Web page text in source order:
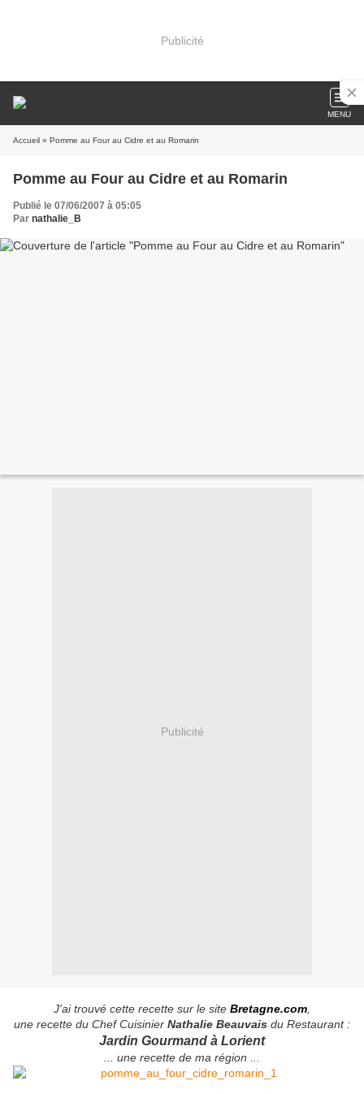
Publicité
MENU
Accueil » Pomme au Four au Cidre et au Romarin
Pomme au Four au Cidre et au Romarin
Publié le 07/06/2007 à 05:05
Par nathalie_B
Publicité
J'ai trouvé cette recette sur le site Bretagne.com
une recette du Chef Cuisinier Nathalie Beauvais du Restaurant :
Jardin Gourmand à Lorient
... une recette de ma région ...